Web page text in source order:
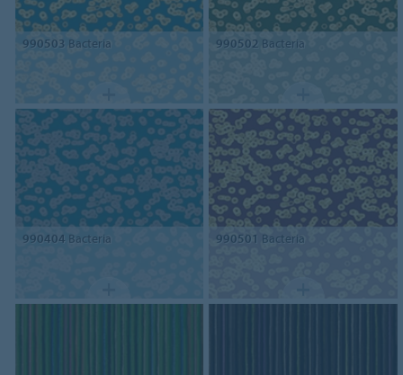
990503 Bacteria 990502 Bacteria
990404 Bacteria 990501 Bacteria